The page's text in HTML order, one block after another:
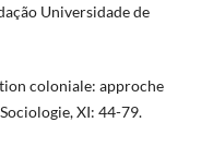
Universidade de
coloniale: approche
XI: 44-79.